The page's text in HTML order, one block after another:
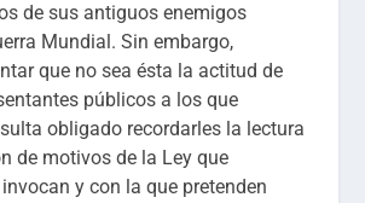
de sus antiguos enemigos
Mundial. Sin embargo,
que no sea ésta la actitud de
públicos a los que
obligado recordarles la lectura
de motivos de la Ley que
y con la que pretenden